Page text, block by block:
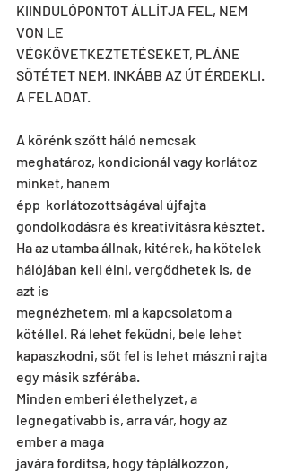
KIINDULÓPONTOT ÁLLÍTJA FEL, NEM
VON LE
VÉGKÖVETKEZTETÉSEKET, PLÁNE
SÖTÉTET NEM. INKÁBB AZ ÚT ÉRDEKLI.
A FELADAT.
A körénk szőtt háló nemcsak
meghatároz, kondicionál vagy korlátoz
minket, hanem
épp  korlátozottságával újfajta
gondolkodásra és kreativitásra késztet.
Ha az utamba állnak, kitérek, ha kötelek
hálójában kell élni, vergődhetek is, de
azt is
megnézhetem, mi a kapcsolatom a
kötéllel. Rá lehet feküdni, bele lehet
kapaszkodni, sőt fel is lehet mászni rajta
egy másik szférába.
Minden emberi élethelyzet, a
legnegatívabb is, arra vár, hogy az
ember a maga
javára fordítsa, hogy táplálkozzon,